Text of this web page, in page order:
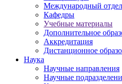
Международный отдел
Кафедры
Учебные материалы
Дополнительное
Аккредитация
Дистанционное
Наука
Научные направления
Научные